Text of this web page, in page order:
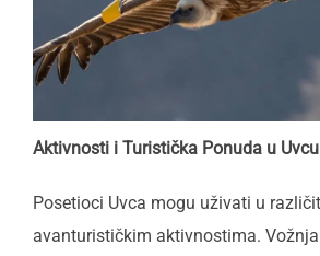
Aktivnosti i Turistička Ponuda u Uvcu
Posetioci Uvca mogu uživati u
avanturističkim aktivnostima.